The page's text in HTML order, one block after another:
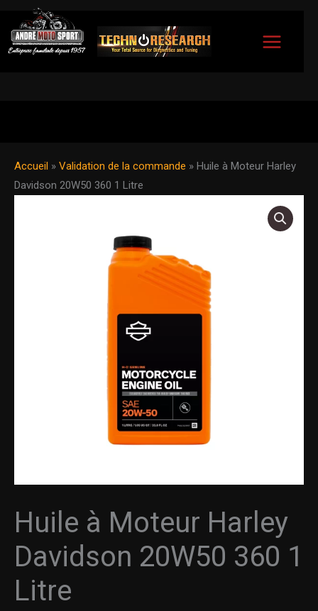
Aller
au
Accueil » Validation de la commande » Huile à Moteur Harley
Davidson 20W50 360 1 Litre
Huile à Moteur Harley
Davidson 20W50 360 1
Litre